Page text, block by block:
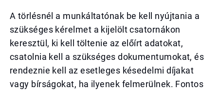
A törlésnél a munkáltatónak be kell nyújtania a
szükséges kérelmet a kijelölt csatornákon
keresztül, ki kell töltenie az előírt adatokat,
csatolnia kell a szükséges dokumentumokat, és
rendeznie kell az esetleges késedelmi díjakat
vagy bírságokat, ha ilyenek felmerülnek. Fontos